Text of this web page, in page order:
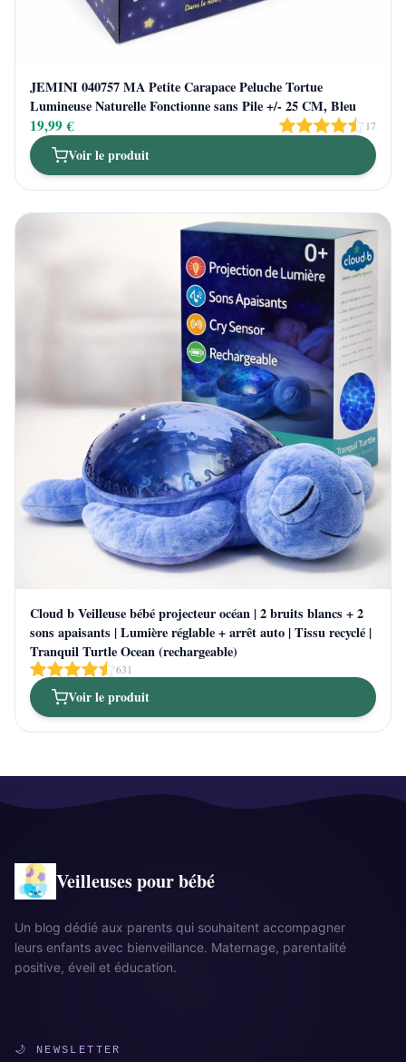
JEMINI 040757 MA Petite Carapace Peluche Tortue
Lumineuse Naturelle Fonctionne sans Pile +/- 25 CM, Bleu
19,99 € 17
Voir le produit
Cloud b Veilleuse bébé projecteur océan | 2 bruits blancs + 2
sons apaisants | Lumière réglable + arrêt auto | Tissu recyclé |
Tranquil Turtle Ocean (rechargeable)
631
Voir le produit
Veilleuses pour bébé
Un blog dédié aux parents qui souhaitent accompagner
leurs enfants avec bienveillance. Maternage, parentalité
positive, éveil et éducation.
🌙 NEWSLETTER